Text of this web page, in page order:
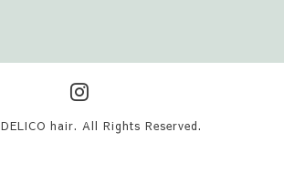
DELICO hair. All Rights Reserved.